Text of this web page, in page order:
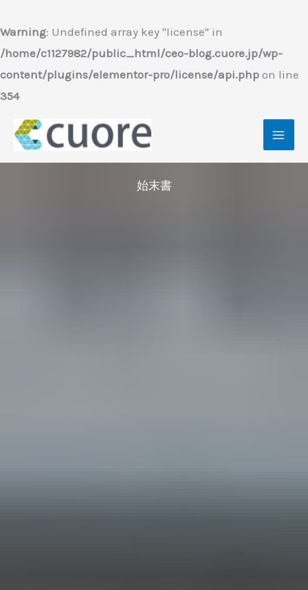
Warning: Undefined array key "license" in
/home/c1127982/public_html/ceo-blog.cuore.jp/wp-
content/plugins/elementor-pro/license/api.php on line
354
容
を
ス
キ
始末書